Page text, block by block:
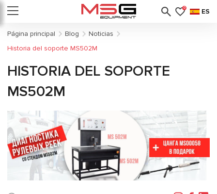
0 ES
Página principal Blog
Noticias
Historia del soporte MS502M
HISTORIA DEL SOPORTE
MS502M